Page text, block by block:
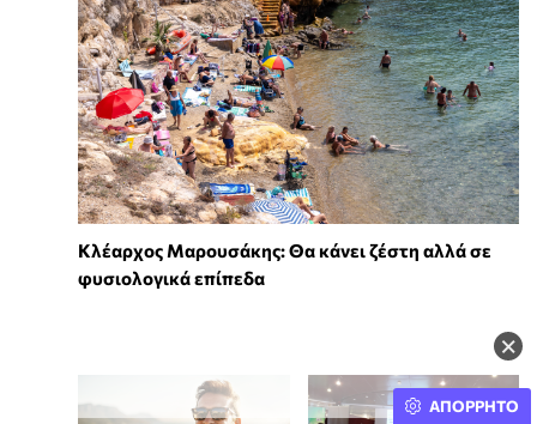
×
Κλέαρχος Μαρουσάκης: Θα κάνει ζέστη αλλά σε
φυσιολογικά επίπεδα
ΑΠΟΡΡΗΤΟ